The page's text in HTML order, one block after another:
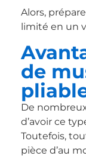
Alors,
limité en un
de
De
d’avoir ce
Toutefois,
pièce d’au